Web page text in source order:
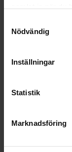
Nödvändig
Inställningar
Statistik
Marknadsföring
LÄS MER
Ohlssons